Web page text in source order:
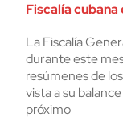
Fiscalía cubana
La Fiscalía
durante este
resúmenes de
vista a su
próximo